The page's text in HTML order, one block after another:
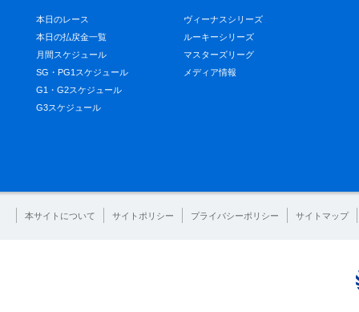
本日のレース
本日の払戻金一覧
月間スケジュール
SG・PG1スケジュール
G1・G2スケジュール
G3スケジュール
ヴィーナスシリーズ
ルーキーシリーズ
マスターズリーグ
メディア情報
本サイトについて サイトポリシー プライバシーポリシー サイトマップ